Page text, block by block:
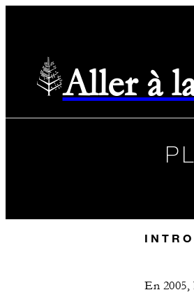
Aller à
En